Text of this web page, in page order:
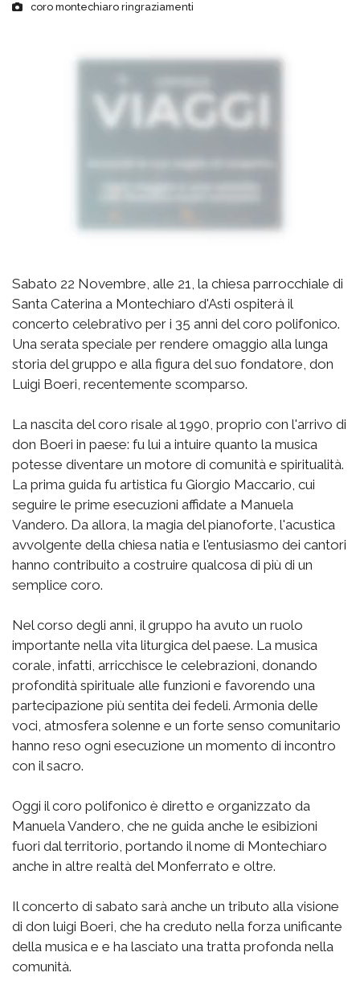
coro montechiaro ringraziamenti
Sabato 22 Novembre, alle 21, la chiesa parrocchiale di
Santa Caterina a Montechiaro d'Asti ospiterà il
concerto celebrativo per i 35 anni del coro polifonico.
Una serata speciale per rendere omaggio alla lunga
storia del gruppo e alla figura del suo fondatore, don
Luigi Boeri, recentemente scomparso.
La nascita del coro risale al 1990, proprio con l'arrivo di
don Boeri in paese: fu lui a intuire quanto la musica
potesse diventare un motore di comunità e spiritualità.
La prima guida fu artistica fu Giorgio Maccario, cui
seguire le prime esecuzioni affidate a Manuela
Vandero. Da allora, la magia del pianoforte, l'acustica
avvolgente della chiesa natia e l'entusiasmo dei cantori
hanno contribuito a costruire qualcosa di più di un
semplice coro.
Nel corso degli anni, il gruppo ha avuto un ruolo
importante nella vita liturgica del paese. La musica
corale, infatti, arricchisce le celebrazioni, donando
profondità spirituale alle funzioni e favorendo una
partecipazione più sentita dei fedeli. Armonia delle
voci, atmosfera solenne e un forte senso comunitario
hanno reso ogni esecuzione un momento di incontro
con il sacro.
Oggi il coro polifonico è diretto e organizzato da
Manuela Vandero, che ne guida anche le esibizioni
fuori dal territorio, portando il nome di Montechiaro
anche in altre realtà del Monferrato e oltre.
Il concerto di sabato sarà anche un tributo alla visione
di don luigi Boeri, che ha creduto nella forza unificante
della musica e e ha lasciato una tratta profonda nella
comunità.